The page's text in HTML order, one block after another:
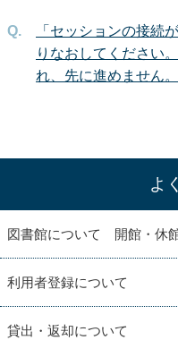
「セッションの接続
りなおしてください
れ、先に進めません。
よ
図書館について 開館・休
利用者登録について
貸出・返却について